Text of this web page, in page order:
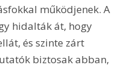
működjenek. A
hidalták át, hogy
és szinte zárt
biztosak abban,